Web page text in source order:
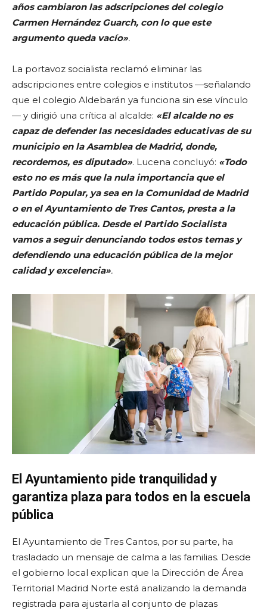
años cambiaron las adscripciones del colegio
Carmen Hernández Guarch, con lo que este
argumento queda vacío».
La portavoz socialista reclamó eliminar las
adscripciones entre colegios e institutos —señalando
que el colegio Aldebarán ya funciona sin ese vínculo
— y dirigió una crítica al alcalde: «El alcalde no es
capaz de defender las necesidades educativas de su
municipio en la Asamblea de Madrid, donde,
recordemos, es diputado». Lucena concluyó: «Todo
esto no es más que la nula importancia que el
Partido Popular, ya sea en la Comunidad de Madrid
o en el Ayuntamiento de Tres Cantos, presta a la
educación pública. Desde el Partido Socialista
vamos a seguir denunciando todos estos temas y
defendiendo una educación pública de la mejor
calidad y excelencia».
El Ayuntamiento pide tranquilidad y
garantiza plaza para todos en la escuela
pública
El Ayuntamiento de Tres Cantos, por su parte, ha
trasladado un mensaje de calma a las familias. Desde
el gobierno local explican que la Dirección de Área
Territorial Madrid Norte está analizando la demanda
registrada para ajustarla al conjunto de plazas